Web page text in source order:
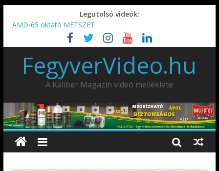
Legutolsó videók:
AMD-65 oktató METSZET
Umarex TPX50 .50 paintball/pepperball/traumatikus marker
IDÉN IS INDUL: Fegyvertervező- és gyártó szakmérnöki,
illetve szakspecialista képzés!!!
IWA2026 – Puskák 1. rész
Ardesa Patriot “FAPADOS” .45 elöltöltő perkussziós pisztoly
FegyverVideo.hu
A Kaliber Magazin videó melléklete